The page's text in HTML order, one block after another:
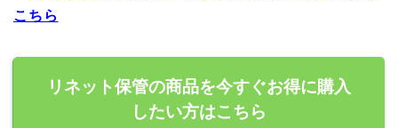
こちら
リネット保管の商品を今すぐお得に購入
したい方はこちら